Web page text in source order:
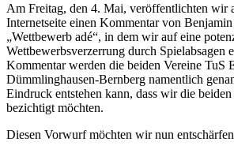
Am Freitag, den 4. Mai, veröffentlichten wir
Internetseite einen Kommentar von
„Wettbewerb adé“, in dem wir auf eine
Wettbewerbsverzerrung durch Spielabsagen
Kommentar werden die beiden Vereine TuS
Dümmlinghausen-Bernberg namentlich
Eindruck entstehen kann, dass wir die
bezichtigt möchten.
Diesen Vorwurf möchten wir nun